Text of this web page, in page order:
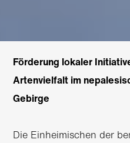
Förderung lokaler
Artenvielfalt im
Gebirge
Die Einheimischen der